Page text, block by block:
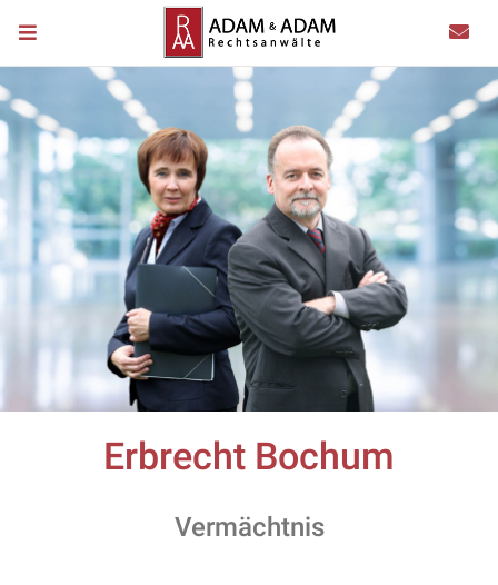
Erbrecht Bochum
Vermächtnis